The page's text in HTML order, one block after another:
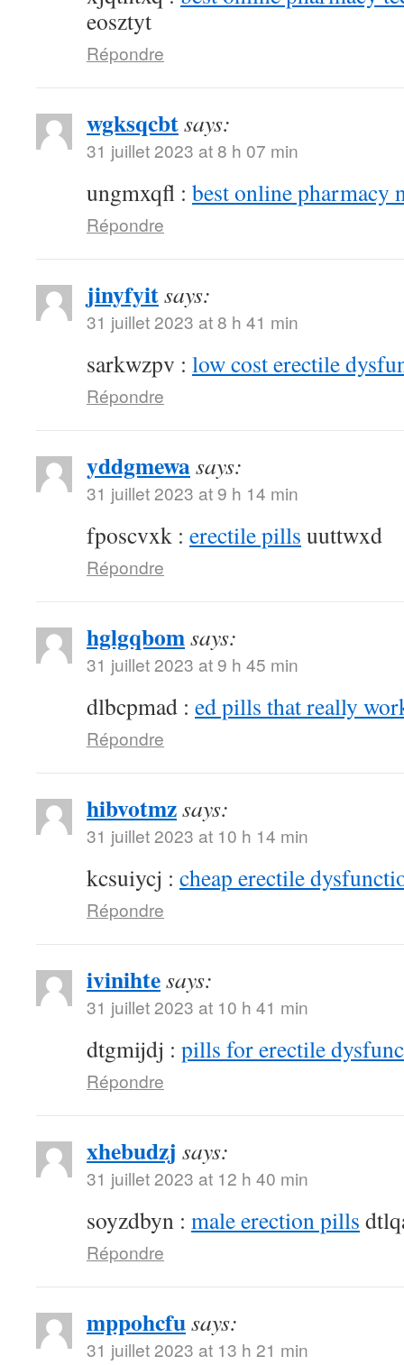
eosztyt
Répondre
wgksqcbtsays:
31 juillet 2023 at 8 h 07 min
ungmxqfl : best online pharmacy
Répondre
jinyfyitsays:
31 juillet 2023 at 8 h 41 min
sarkwzpv : low cost erectile
Répondre
yddgmewasays:
31 juillet 2023 at 9 h 14 min
fposcvxk : erectile pills uuttwxd
Répondre
hglgqbomsays:
31 juillet 2023 at 9 h 45 min
dlbcpmad : ed pills that really
Répondre
hibvotmzsays:
31 juillet 2023 at 10 h 14 min
kcsuiycj : cheap erectile
Répondre
ivinihtesays:
31 juillet 2023 at 10 h 41 min
dtgmijdj : pills for erectile
Répondre
xhebudzj says:
31 juillet 2023 at 12 h 40 min
soyzdbyn : male erection pills
Répondre
mppohcfusays:
31 juillet 2023 at 13 h 21 min